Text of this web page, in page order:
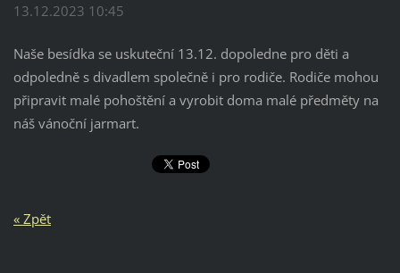
13.12.2023 10:45
Naše besídka se uskuteční 13.12. dopoledne pro děti a
odpoledně s divadlem společně i pro rodiče. Rodiče mohou
připravit malé pohoštění a vyrobit doma malé předměty na
náš vánoční jarmart.
« Zpět